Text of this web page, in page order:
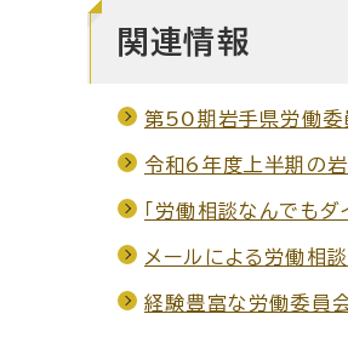
関連情報
第50期岩手県労働委
令和6年度上半期の
「労働相談なんでも
メールによる労働相談
経験豊富な労働委員